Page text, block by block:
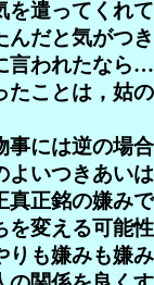
を遣ってくれ
んだと気がつ
言われたなら
たことは，姑
には逆の場
よいつきあい
真正銘の嫌み
を変える可能
りも嫌みも嫌